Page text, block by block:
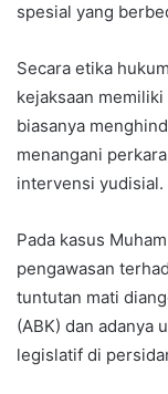
spesial yang
Secara etika
kejaksaan
biasanya
menangani
intervensi yudisial.
Pada kasus
pengawasan
tuntutan mati
(ABK) dan adanya
legislatif di